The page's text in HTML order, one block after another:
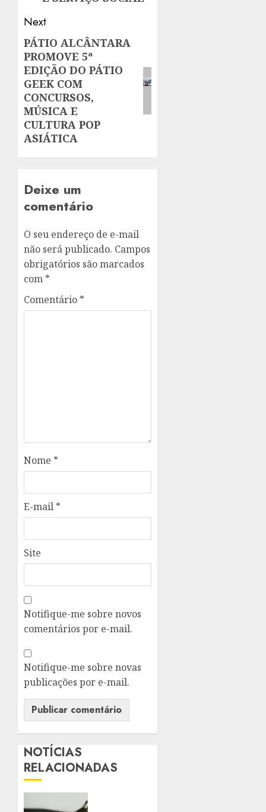
Next
Next
post:
PÁTIO ALCÂNTARA
PROMOVE 5ª
EDIÇÃO DO PÁTIO
GEEK COM
CONCURSOS,
MÚSICA E
CULTURA POP
ASIÁTICA
Deixe um
comentário
O seu endereço de e-mail
não será publicado. Campos
obrigatórios são marcados
com *
Comentário *
Nome *
E-mail *
Site
Notifique-me sobre novos
comentários por e-mail.
Notifique-me sobre novas
publicações por e-mail.
NOTÍCIAS
RELACIONADAS